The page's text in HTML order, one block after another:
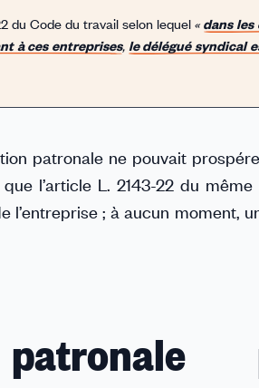
du Code du travail selon lequel «dans
à ces entreprises, le délégué syndical
patronale ne pouvait
l’article L. 2143-22 du
l’entreprise ; à aucun moment,